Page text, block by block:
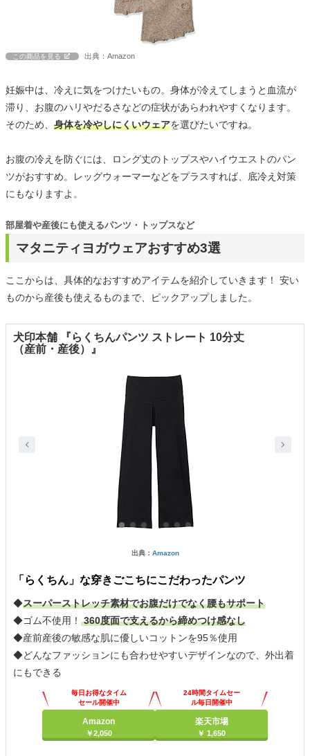
この商品を見る 出典：Amazon
妊娠中は、冷えに気をつけたいもの。身体が冷えてしまうと血流が
滞り、お腹のハリやだるさなどの症状があらわれやすくなります。
そのため、 身体を冷やしにくいウェアを選びたいですね。
お腹の冷えを防ぐには、ロング丈のトップスやハイウエストのパン
ツがおすすめ。レッグウォーマーなどをプラスすれば、底冷え対策
にもなりますよ。
マタニティヨガウェアおすすめ3選
部屋着や産後にも使えるパンツ・トップスなど
ここからは、具体的なおすすめアイテムを紹介していきます！ 安い
ものから産後も使えるものまで、ピックアップしました。
犬印本舗 『らくちんパンツ ストレート 10分丈
（産前・産後）』
出典： Amazon
「らくちん」な穿きごこちにこだわったパンツ
◆スーパーストレッチ素材でお腹だけでなく腰もサポート
◆ゴム不使用！ 360度面で支えるから締めつけ感なし
◆産前産後の敏感な肌に優しいコットンを95％使用
◆どんなファッションにも合わせやすいデザインなので、外出着
にもできる
毎日お得なタイム
セール開催中
Amazon
￥2,050
24時間タイムセー
ル毎日開催中
楽天市場
￥ 1,650